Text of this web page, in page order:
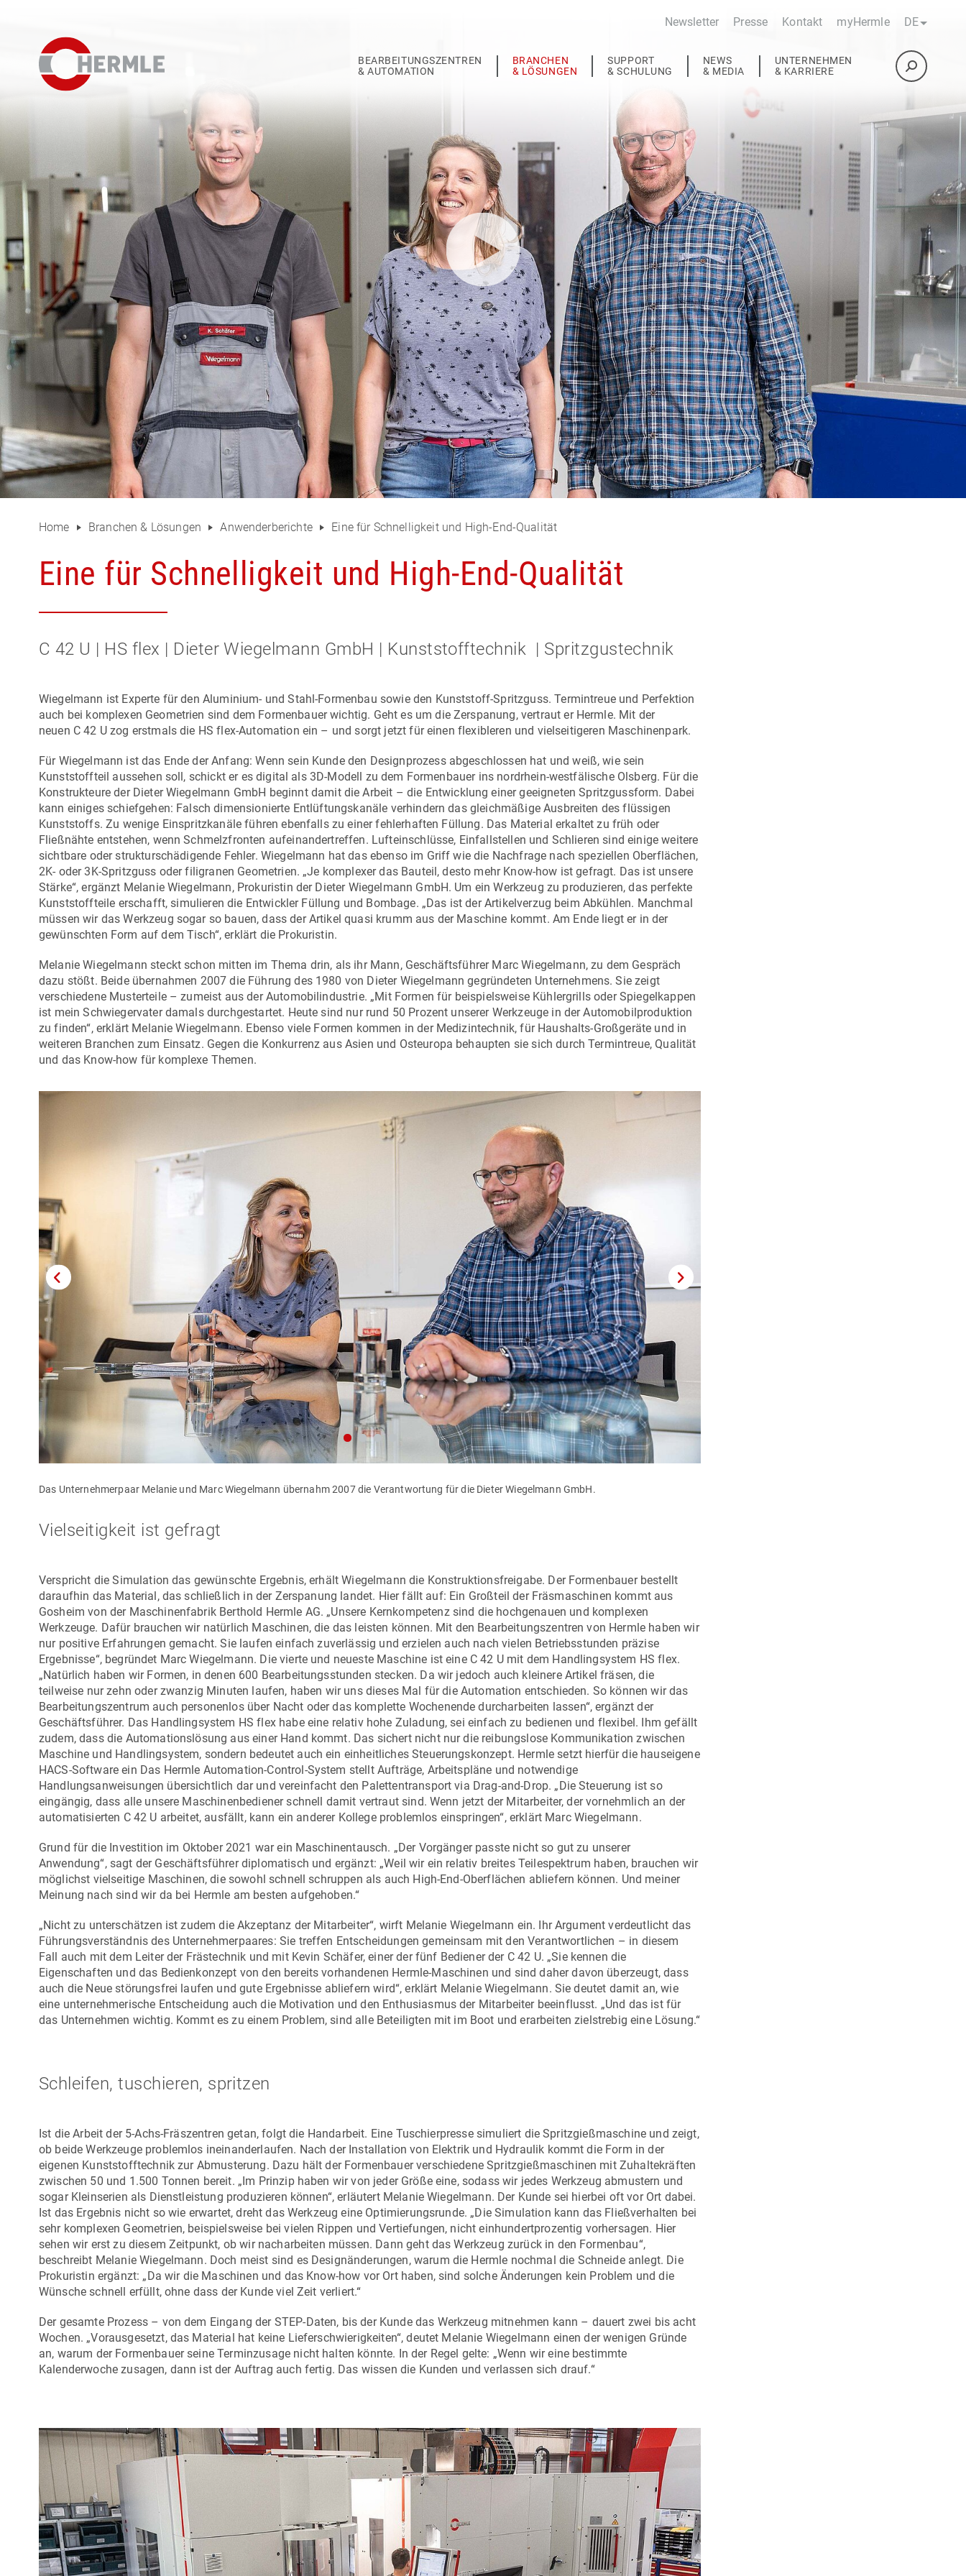
Newsletter Presse Kontakt myHermle DE
BEARBEITUNGSZENTREN
& AUTOMATION
BRANCHEN
& LÖSUNGEN
SUPPORT
& SCHULUNG
NEWS
& MEDIA
UNTERNEHMEN
& KARRIERE
Das HERMLE Magazin
Das Unternehmen
Organigramm
Compliance
Investor Relations
Karriere
Home Branchen & Lösungen Anwenderberichte Eine für Schnelligkeit und High-End-Qualität
Eine für Schnelligkeit und High-End-Qualität
C 42 U | HS flex | Dieter Wiegelmann GmbH | Kunststofftechnik | Spritzgustechnik
Wiegelmann ist Experte für den Aluminium- und Stahl-Formenbau sowie den Kunststoff-Spritzguss. Termintreue und Perfektion
auch bei komplexen Geometrien sind dem Formenbauer wichtig. Geht es um die Zerspanung, vertraut er Hermle. Mit der
neuen C 42 Uzog erstmals die HS flex-Automation ein – und sorgt jetzt für einen flexibleren und vielseitigeren Maschinenpark.
Für Wiegelmann ist das Ende der Anfang: Wenn sein Kunde den Designprozess abgeschlossen hat und weiß, wie sein
Kunststoffteil aussehen soll, schickt er es digital als 3D-Modell zu dem Formenbauer ins nordrhein-westfälische Olsberg. Für die
Konstrukteure der Dieter Wiegelmann GmbH beginnt damit die Arbeit – die Entwicklung einer geeigneten Spritzgussform. Dabei
kann einiges schiefgehen: Falsch dimensionierte Entlüftungskanäle verhindern das gleichmäßige Ausbreiten des flüssigen
Kunststoffs. Zu wenige Einspritzkanäle führen ebenfalls zu einer fehlerhaften Füllung. Das Material erkaltet zu früh oder
Fließnähte entstehen, wenn Schmelzfronten aufeinandertreffen. Lufteinschlüsse, Einfallstellen und Schlieren sind einige weitere
sichtbare oder strukturschädigende Fehler. Wiegelmann hat das ebenso im Griff wie die Nachfrage nach speziellen Oberflächen,
2K- oder 3K-Spritzguss oder filigranen Geometrien. „Je komplexer das Bauteil, desto mehr Know-how ist gefragt. Das ist unsere
Stärke“, ergänzt Melanie Wiegelmann, Prokuristin der Dieter Wiegelmann GmbH. Um ein Werkzeug zu produzieren, das perfekte
Kunststoffteile erschafft, simulieren die Entwickler Füllung und Bombage. „Das ist der Artikelverzug beim Abkühlen. Manchmal
müssen wir das Werkzeug sogar so bauen, dass der Artikel quasi krumm aus der Maschine kommt. Am Ende liegt er in der
gewünschten Form auf dem Tisch“, erklärt die Prokuristin.
Melanie Wiegelmann steckt schon mitten im Thema drin, als ihr Mann, Geschäftsführer Marc Wiegelmann, zu dem Gespräch
dazu stößt. Beide übernahmen 2007 die Führung des 1980 von Dieter Wiegelmann gegründeten Unternehmens. Sie zeigt
verschiedene Musterteile – zumeist aus der Automobilindustrie. „Mit Formen für beispielsweise Kühlergrills oder Spiegelkappen
ist mein Schwiegervater damals durchgestartet. Heute sind nur rund 50 Prozent unserer Werkzeuge in der Automobilproduktion
zu finden“, erklärt Melanie Wiegelmann. Ebenso viele Formen kommen in der Medizintechnik, für Haushalts-Großgeräte und in
weiteren Branchen zum Einsatz. Gegen die Konkurrenz aus Asien und Osteuropa behaupten sie sich durch Termintreue, Qualität
und das Know-how für komplexe Themen.
Das Unternehmerpaar Melanie und Marc Wiegelmann übernahm 2007 die Verantwortung für die Dieter Wiegelmann GmbH.
Vielseitigkeit ist gefragt
Verspricht die Simulation das gewünschte Ergebnis, erhält Wiegelmann die Konstruktionsfreigabe. Der Formenbauer bestellt
daraufhin das Material, das schließlich in der Zerspanung landet. Hier fällt auf: Ein Großteil der Fräsmaschinen kommt aus
Gosheim von der Maschinenfabrik Berthold Hermle AG. „Unsere Kernkompetenz sind die hochgenauen und komplexen
Werkzeuge. Dafür brauchen wir natürlich Maschinen, die das leisten können. Mit den Bearbeitungszentren von Hermle haben wir
nur positive Erfahrungen gemacht. Sie laufen einfach zuverlässig und erzielen auch nach vielen Betriebsstunden präzise
Ergebnisse“, begründet Marc Wiegelmann. Die vierte und neueste Maschine ist eine C 42 Umit dem Handlingsystem HS flex.
„Natürlich haben wir Formen, in denen 600 Bearbeitungsstunden stecken. Da wir jedoch auch kleinere Artikel fräsen, die
teilweise nur zehn oder zwanzig Minuten laufen, haben wir uns dieses Mal für die Automation entschieden. So können wir das
Bearbeitungszentrum auch personenlos über Nacht oder das komplette Wochenende durcharbeiten lassen“, ergänzt der
Geschäftsführer. Das Handlingsystem HS flexhabe eine relativ hohe Zuladung, sei einfach zu bedienen und flexibel. Ihm gefällt
zudem, dass die Automationslösung aus einer Hand kommt. Das sichert nicht nur die reibungslose Kommunikation zwischen
Maschine und Handlingsystem, sondern bedeutet auch ein einheitliches Steuerungskonzept. Hermle setzt hierfür die hauseigene
HACS-Software ein Das Hermle Automation-Control-System stellt Aufträge, Arbeitspläne und notwendige
Handlungsanweisungen übersichtlich dar und vereinfacht den Palettentransport via Drag-and-Drop. „Die Steuerung ist so
eingängig, dass alle unsere Maschinenbediener schnell damit vertraut sind. Wenn jetzt der Mitarbeiter, der vornehmlich an der
automatisierten C 42 U arbeitet, ausfällt, kann ein anderer Kollege problemlos einspringen“, erklärt Marc Wiegelmann.
Grund für die Investition im Oktober 2021 war ein Maschinentausch. „Der Vorgänger passte nicht so gut zu unserer
Anwendung“, sagt der Geschäftsführer diplomatisch und ergänzt: „Weil wir ein relativ breites Teilespektrum haben, brauchen wir
möglichst vielseitige Maschinen, die sowohl schnell schruppen als auch High-End-Oberflächen abliefern können. Und meiner
Meinung nach sind wir da bei Hermle am besten aufgehoben.“
„Nicht zu unterschätzen ist zudem die Akzeptanz der Mitarbeiter“, wirft Melanie Wiegelmann ein. Ihr Argument verdeutlicht das
Führungsverständnis des Unternehmerpaares: Sie treffen Entscheidungen gemeinsam mit den Verantwortlichen – in diesem
Fall auch mit dem Leiter der Frästechnik und mit Kevin Schäfer, einer der fünf Bediener der C 42 U. „Sie kennen die
Eigenschaften und das Bedienkonzept von den bereits vorhandenen Hermle-Maschinen und sind daher davon überzeugt, dass
auch die Neue störungsfrei laufen und gute Ergebnisse abliefern wird“, erklärt Melanie Wiegelmann. Sie deutet damit an, wie
eine unternehmerische Entscheidung auch die Motivation und den Enthusiasmus der Mitarbeiter beeinflusst. „Und das ist für
das Unternehmen wichtig. Kommt es zu einem Problem, sind alle Beteiligten mit im Boot und erarbeiten zielstrebig eine Lösung.“
Schleifen, tuschieren, spritzen
Ist die Arbeit der 5-Achs-Fräszentren getan, folgt die Handarbeit. Eine Tuschierpresse simuliert die Spritzgießmaschine und zeigt,
ob beide Werkzeuge problemlos ineinanderlaufen. Nach der Installation von Elektrik und Hydraulik kommt die Form in der
eigenen Kunststofftechnik zur Abmusterung. Dazu hält der Formenbauer verschiedene Spritzgießmaschinen mit Zuhaltekräften
zwischen 50 und 1.500 Tonnen bereit. „Im Prinzip haben wir von jeder Größe eine, sodass wir jedes Werkzeug abmustern und
sogar Kleinserien als Dienstleistung produzieren können“, erläutert Melanie Wiegelmann. Der Kunde sei hierbei oft vor Ort dabei.
Ist das Ergebnis nicht so wie erwartet, dreht das Werkzeug eine Optimierungsrunde. „Die Simulation kann das Fließverhalten bei
sehr komplexen Geometrien, beispielsweise bei vielen Rippen und Vertiefungen, nicht einhundertprozentig vorhersagen. Hier
sehen wir erst zu diesem Zeitpunkt, ob wir nacharbeiten müssen. Dann geht das Werkzeug zurück in den Formenbau“,
beschreibt Melanie Wiegelmann. Doch meist sind es Designänderungen, warum die Hermle nochmal die Schneide anlegt. Die
Prokuristin ergänzt: „Da wir die Maschinen und das Know-how vor Ort haben, sind solche Änderungen kein Problem und die
Wünsche schnell erfüllt, ohne dass der Kunde viel Zeit verliert.“
Der gesamte Prozess – von dem Eingang der STEP-Daten, bis der Kunde das Werkzeug mitnehmen kann – dauert zwei bis acht
Wochen. „Vorausgesetzt, das Material hat keine Lieferschwierigkeiten“, deutet Melanie Wiegelmann einen der wenigen Gründe
an, warum der Formenbauer seine Terminzusage nicht halten könnte. In der Regel gelte: „Wenn wir eine bestimmte
Kalenderwoche zusagen, dann ist der Auftrag auch fertig. Das wissen die Kunden und verlassen sich drauf.“